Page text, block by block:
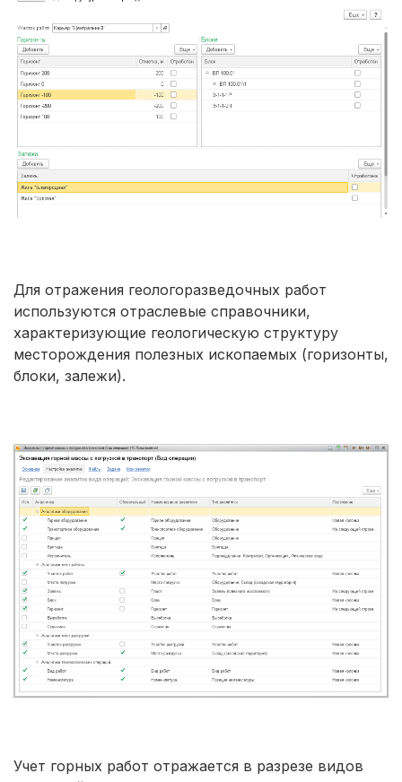
Для отражения геологоразведочных работ
используются отраслевые справочники,
характеризующие геологическую структуру
месторождения полезных ископаемых (горизонты,
блоки, залежи).
Учет горных работ отражается в разрезе видов